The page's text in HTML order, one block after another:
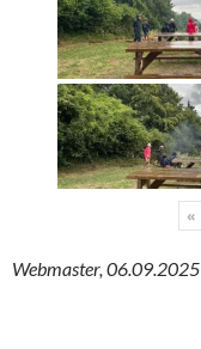
«
Webmaster, 06.09.2025